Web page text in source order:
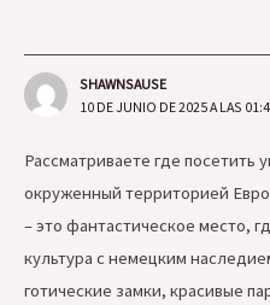
SHAWNSAUSE
10 DE JUNIO DE 2025 A LAS
Рассматриваете где посетить
окруженный территорией
– это фантастическое место,
культура с немецким
готические замки, красивые